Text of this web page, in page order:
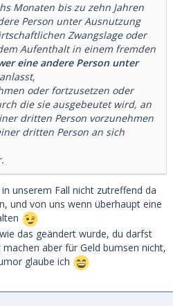
Monaten bis zu zehn Jahren
Person unter Ausnutzung
Zwangslage oder
Aufenthalt in einem fremden
eine andere Person unter
oder fortzusetzen oder
die sie ausgebeutet wird, an
dritten Person vorzunehmen
dritten Person an sich
unserem Fall nicht zutreffend da
und von uns wenn überhaupt eine
das geändert wurde, du darfst
aber für Geld bumsen nicht,
glaube ich